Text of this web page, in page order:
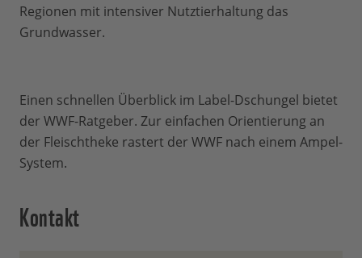
Regionen mit intensiver Nutztierhaltung das
Grundwasser.
Einen schnellen Überblick im Label-Dschungel bietet
der WWF-Ratgeber. Zur einfachen Orientierung an
der Fleischtheke rastert der WWF nach einem Ampel-
System.
Kontakt